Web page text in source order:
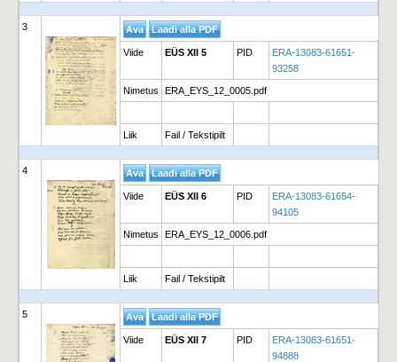
3
Viide EÜS XII 5 PID
ERA-13083-61651-
93258
Nimetus ERA_EYS_12_0005.pdf
Liik Fail / Tekstipilt
4
Viide EÜS XII 6 PID
ERA-13083-61654-
94105
Nimetus ERA_EYS_12_0006.pdf
Liik Fail / Tekstipilt
5
Viide EÜS XII 7 PID
ERA-13083-61651-
94888